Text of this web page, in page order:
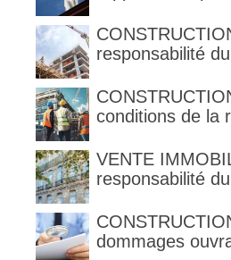
responsabilité
l’architecte
obligation de
conditions de la
VENTE
responsabilité
1792 et
dommages